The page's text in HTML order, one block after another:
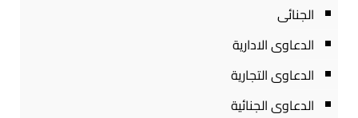
الجنائى
الدعاوى الادارية
الدعاوى التجارية
الدعاوى الجنائية